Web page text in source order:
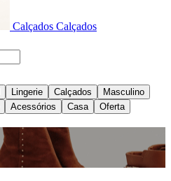
Calçados Calçados
Lingerie Calçados
Masculino
Acessórios Casa Oferta